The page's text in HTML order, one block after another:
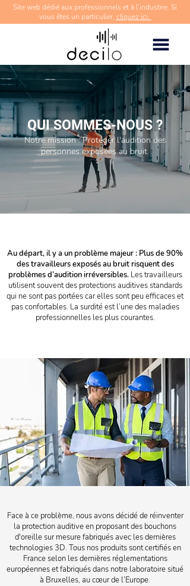
Site web dédié aux professionnels et à l’industrie. Si
vous êtes un particulier, cliquez ici.
QUI SOMMES-NOUS ?
Notre mission : Protéger l'audition des
personnes exposées au bruit.
Au départ, il y a un problème majeur : Plus de 90%
des travailleurs exposés au bruit risquent des
problèmes d’audition irréversibles. Les travailleurs
utilisent souvent des protections auditives standards
qui ne sont pas portées car elles sont peu efficaces et
pas confortables. La surdité est l’une des maladies
professionnelles les plus courantes.
Face à ce problème, nous avons décidé de réinventer
la protection auditive en proposant des bouchons
d'oreille sur mesure fabriqués avec les dernières
technologies 3D. ​Tous nos produits sont certifiés en
France selon les dernières réglementations
européennes et fabriqués dans notre laboratoire situé
à Bruxelles, au cœur de l’Europe.